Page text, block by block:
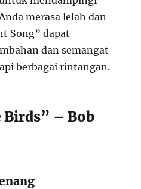
merasa lelah dan
Song” dapat
dan semangat
berbagai rintangan.
– Bob